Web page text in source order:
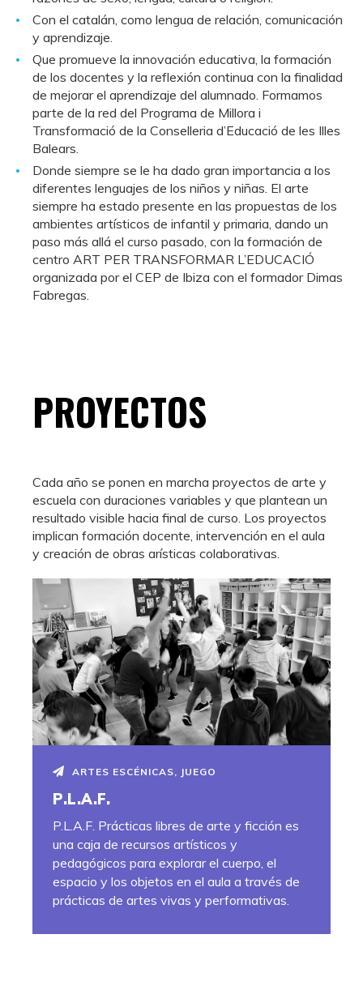
Con el catalán, como lengua de relación, comunicación
y aprendizaje.
Que promueve la innovación educativa, la formación
de los docentes y la reflexión continua con la finalidad
de mejorar el aprendizaje del alumnado. Formamos
parte de la red del Programa de Millora i
Transformació de la Conselleria d’Educació de les Illes
Balears.
Donde siempre se le ha dado gran importancia a los
diferentes lenguajes de los niños y niñas. El arte
siempre ha estado presente en las propuestas de los
ambientes artísticos de infantil y primaria, dando un
paso más allá el curso pasado, con la formación de
centro ART PER TRANSFORMAR L’EDUCACIÓ
organizada por el CEP de Ibiza con el formador Dimas
Fabregas.
PROYECTOS
Cada año se ponen en marcha proyectos de arte y
escuela con duraciones variables y que plantean un
resultado visible hacia final de curso. Los proyectos
implican formación docente, intervención en el aula
y creación de obras arísticas colaborativas.
ARTES ESCÉNICAS JUEGO
P.L.A.F.
P.L.A.F. Prácticas libres de arte y ficción es
una caja de recursos artísticos y
pedagógicos para explorar el cuerpo, el
espacio y los objetos en el aula a través de
prácticas de artes vivas y performativas.